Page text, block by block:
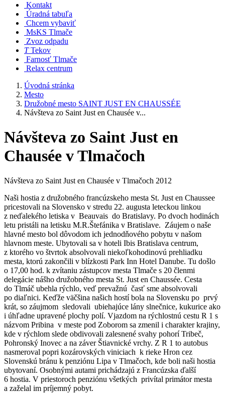
Kontakt
Úradná tabuľa
Chcem vybaviť
MsKS Tlmače
Zvoz odpadu
T Tekov
Farnosť Tlmače
Relax centrum
Úvodná stránka
Mesto
Družobné mesto SAINT JUST EN CHAUSSÉE
Návšteva zo Saint Just en Chausée v...
Návšteva zo Saint Just en
Chausée v Tlmačoch
Návšteva zo Saint Just en Chausée v Tlmačoch 2012
Naši hostia z družobného francúzskeho mesta St. Just en Chaussee
pricestovali na Slovensko v stredu 22. augusta leteckou linkou
z neďalekého letiska v Beauvais do Bratislavy. Po dvoch hodinách
letu pristáli na letisku M.R.Štefánika v Bratislave. Záujem o naše
hlavné mesto bol dôvodom ich jednodňového pobytu v našom
hlavnom meste. Ubytovali sa v hoteli Ibis Bratislava centrum,
z ktorého vo štvrtok absolvovali niekoľkohodinovú prehliadku
mesta, ktorú zakončili v blízkosti Park Inn Hotel Danube. Tu došlo
o 17,00 hod. k zvítaniu zástupcov mesta Tlmače s 20 členmi
delegácie nášho družobného mesta St. Just en Chaussée. Cesta
do Tlmáč ubehla rýchlo, veď prevažnú časť sme absolvovali
po diaľnici. Keďže väčšina našich hostí bola na Slovensku po prvý
krát, so záujmom sledovali ubiehajúce lány slnečnice, kukurice ako
i úhľadne upravené plochy polí. Vjazdom na rýchlostnú cestu R 1 s
názvom Pribina v meste pod Zoborom sa zmenil i charakter krajiny,
kde v rýchlom slede obdivovali zalesnené svahy pohorí Tribeč,
Pohronský Inovec a na záver Štiavnické vrchy. Z R 1 to autobus
nasmeroval popri kozárovských viniciach k rieke Hron cez
Slovenskú bránu k penziónu Lipa v Tlmačoch, kde boli naši hostia
ubytovaní. Osobnými autami prichádzajú z Francúzska ďalší
6 hostia. V priestoroch penziónu všetkých privítal primátor mesta
a zaželal im príjemný pobyt.